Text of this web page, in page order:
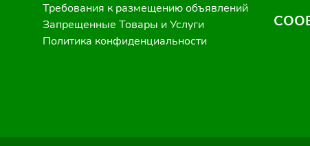
Требования к размещению объявлений
Запрещенные Товары и Услуги
Политика конфиденциальности